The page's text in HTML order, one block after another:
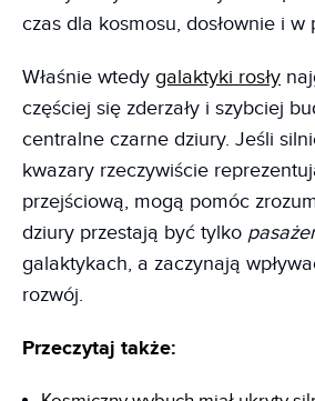
czas dla kosmosu, dosłownie i w
Właśnie wtedy galaktyki rosły
częściej się zderzały i szybciej
centralne czarne dziury. Jeśli
kwazary rzeczywiście
przejściową, mogą pomóc
dziury przestają być tylko
galaktykach, a zaczynają
rozwój.
Przeczytaj także: